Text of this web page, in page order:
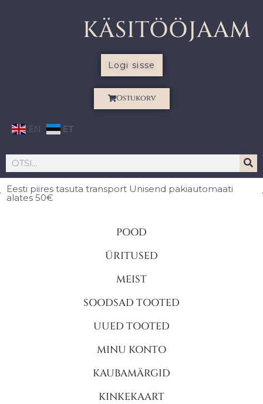
KÄSITÖÖJAAM
Logi sisse
Ostukorv
EN ET
Eesti piires tasuta transport Unisend pakiautomaati
alates 50€
POOD
ÜRITUSED
MEIST
SOODSAD TOOTED
UUED TOOTED
MINU KONTO
KAUBAMÄRGID
KINKEKAART